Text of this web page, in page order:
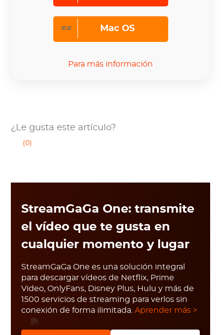
== Mac OS
Para más información
¿Le gusta este artículo?
(0)
StreamGaGa One: transmite
el vídeo que te gusta en
cualquier momento y lugar
StreamGaGa One es una solución integral
para descargar vídeos de Netflix, Prime
Video, OnlyFans, Disney Plus, Hulu y más de
1500 servicios de streaming para verlos sin
conexión de forma ilimitada. Aprender más >